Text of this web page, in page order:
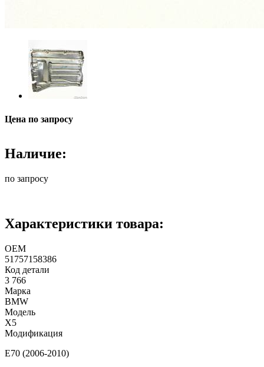
Цена по запросу
Наличие:
по запросу
Характеристики товара:
ОЕМ
51757158386
Код детали
3 766
Марка
BMW
Модель
X5
Модификация
E70 (2006-2010)